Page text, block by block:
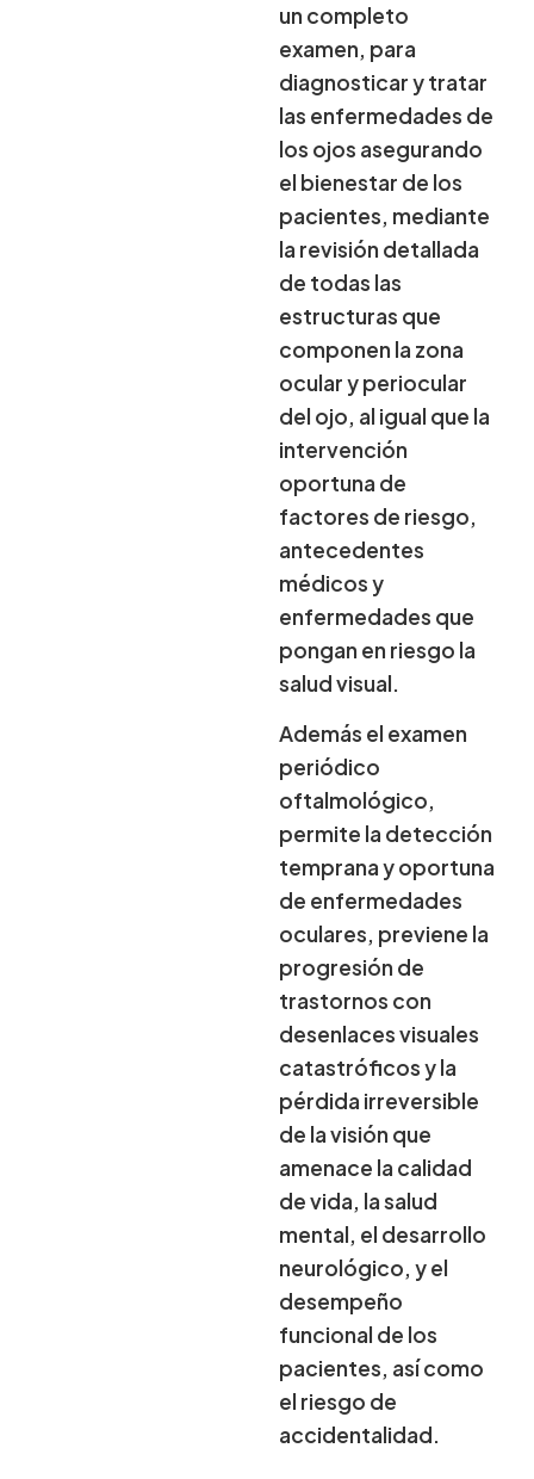
un completo
examen, para
diagnosticar y tratar
las enfermedades de
los ojos asegurando
el bienestar de los
pacientes, mediante
la revisión detallada
de todas las
estructuras que
componen la zona
ocular y periocular
del ojo, al igual que la
intervención
oportuna de
factores de riesgo,
antecedentes
médicos y
enfermedades que
pongan en riesgo la
salud visual.
Además el examen
periódico
oftalmológico,
permite la detección
temprana y oportuna
de enfermedades
oculares, previene la
progresión de
trastornos con
desenlaces visuales
catastróficos y la
pérdida irreversible
de la visión que
amenace la calidad
de vida, la salud
mental, el desarrollo
neurológico, y el
desempeño
funcional de los
pacientes, así como
el riesgo de
accidentalidad.